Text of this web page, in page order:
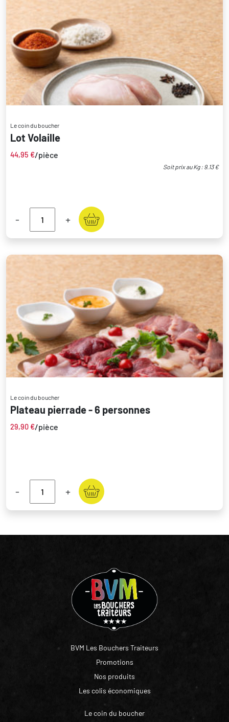
Le coin du boucher
Lot Volaille
44,95 €/pièce
Soit prix au Kg : 9.13 €
- +
Le coin du boucher
Plateau pierrade - 6 personnes
29,90 €/pièce
- +
BVM Les Bouchers Traiteurs
Promotions
Nos produits
Les colis économiques
Le coin du boucher